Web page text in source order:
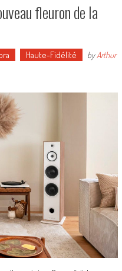
fleuron de la
Haute-Fidélité byArthur